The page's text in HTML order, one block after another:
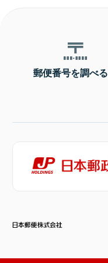
郵便番号を調べる